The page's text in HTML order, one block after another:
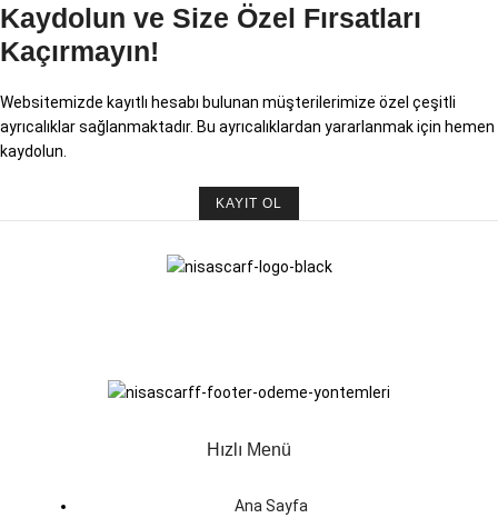
Kaydolun ve Size Özel Fırsatları
Kaçırmayın!
Websitemizde kayıtlı hesabı bulunan müşterilerimize özel çeşitli
ayrıcalıklar sağlanmaktadır. Bu ayrıcalıklardan yararlanmak için hemen
kaydolun.
KAYIT OL
Hızlı Menü
Ana Sayfa